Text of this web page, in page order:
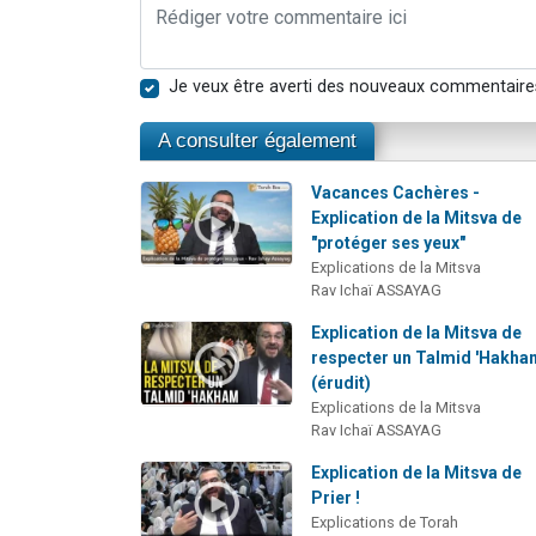
Je veux être averti des nouveaux
A consulter également
Vacances Cachères -
Explication de la Mitsva de
"protéger ses yeux"
Explications de la Mitsva
Rav Ichaï ASSAYAG
Explication de la Mitsva de
respecter un Talmid
(érudit)
Explications de la Mitsva
Rav Ichaï ASSAYAG
Explication de la Mitsva de
Prier !
Explications de Torah